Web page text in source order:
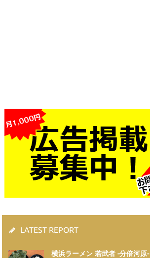
LATEST REPORT
横浜ラーメン 若武者 -分倍河原-